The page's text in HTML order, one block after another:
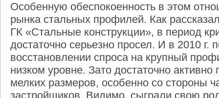
Особенную обеспокоенность в этом
рынка стальных профилей. Как
ГК «Стальные конструкции», в период
достаточно серьезно просел. И в 2010 г.
восстановлении спроса на крупный
низком уровне. Зато достаточно
мелких размеров, особенно со стороны
застройщиков. Видимо, сыграли свою